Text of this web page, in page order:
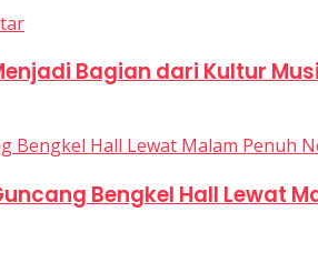
Bagian dari Kultur
Bengkel Hall Lewat